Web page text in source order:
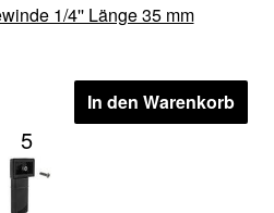
1/4'' Länge 35 mm
In den Warenkorb
5